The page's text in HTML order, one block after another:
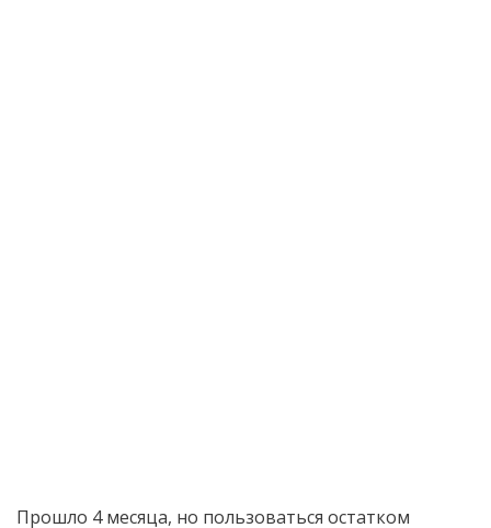
Прошло 4 месяца, но пользоваться остатком